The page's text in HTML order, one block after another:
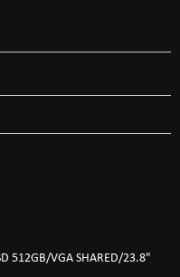
512GB/VGA SHARED/23.8"